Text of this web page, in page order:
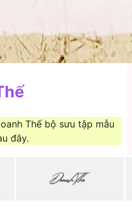
Thế bộ sưu tập mẫu
đây.